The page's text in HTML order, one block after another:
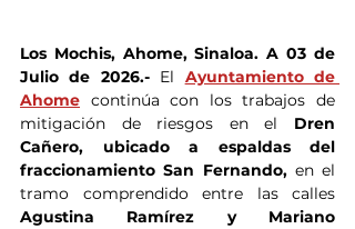
Los Mochis, Ahome, Sinaloa. A 03 de
Julio de 2026.- El
Ayuntamiento de
Ahome continúa con los trabajos de
mitigación de riesgos en el Dren
Cañero, ubicado a espaldas del
fraccionamiento San Fernando, en el
tramo comprendido entre las calles
Agustina Ramírez y Mariano